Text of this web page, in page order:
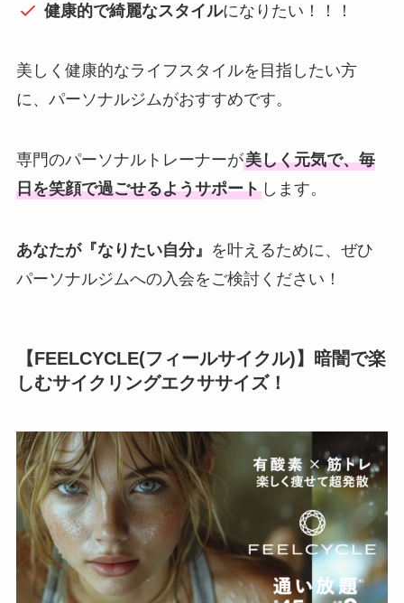
健康的で綺麗なスタイルになりたい！！！
美しく健康的なライフスタイルを目指したい方
に、パーソナルジムがおすすめです。
専門のパーソナルトレーナーが美しく元気で、毎
日を笑顔で過ごせるようサポートします。
あなたが『なりたい自分』 を叶えるために、ぜひ
パーソナルジムへの入会をご検討ください！
【FEELCYCLE(フィールサイクル)】暗闇で楽
しむサイクリングエクササイズ！